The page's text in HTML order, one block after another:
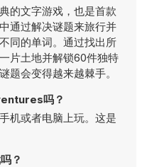
的文字游戏，也是首款
通过解决谜题来旅行并
同的单词。通过找出所
片土地并解锁60件独特
题会变得越来越棘手。
吗？
机或者电脑上玩。这是
？